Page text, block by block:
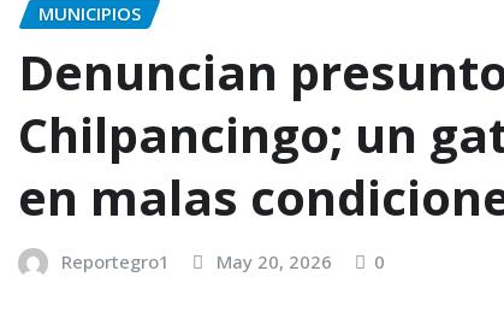
MUNICIPIOS
Denuncian
Chilpancingo; un
en malas
Reportegro1 May 20, 2026 0